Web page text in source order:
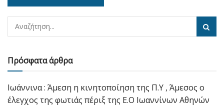
Πρόσφατα άρθρα
Ιωάννινα : Άμεση η κινητοποίηση της Π.Υ , Άμεσος ο
έλεγχος της φωτιάς πέριξ της Ε.Ο Ιωαννίνων Αθηνών